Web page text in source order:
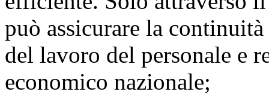
può assicurare la
del lavoro del personale e
economico nazionale;